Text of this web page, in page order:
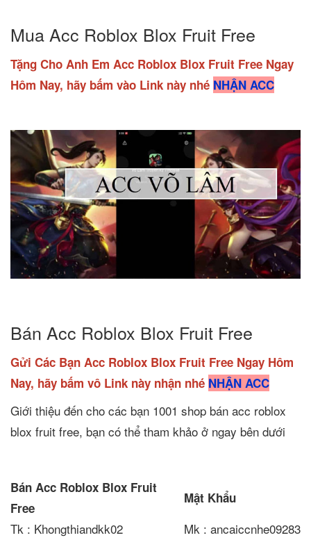
Mua Acc Roblox Blox Fruit Free
Tặng Cho Anh Em Acc Roblox Blox Fruit Free Ngay
Hôm Nay, hãy bấm vào Link này nhé NHẬN ACC
Bán Acc Roblox Blox Fruit Free
Gửi Các Bạn Acc Roblox Blox Fruit Free Ngay Hôm
Nay, hãy bấm vô Link này nhận nhé NHẬN ACC
Giới thiệu đến cho các bạn 1001 shop bán acc roblox
blox fruit free, bạn có thể tham khảo ở ngay bên dưới
Bán Acc Roblox Blox Fruit
Free
Mật Khẩu
Tk : Khongthiandkk02
Mk : ancaiccnhe09283